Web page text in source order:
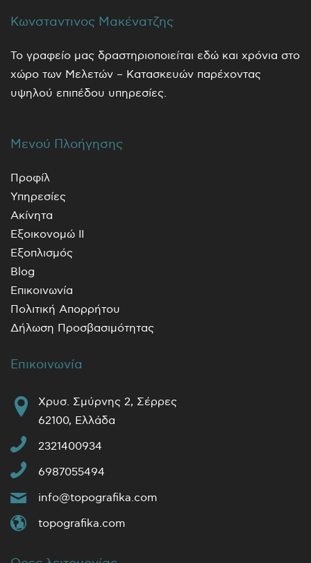
Κωνσταντινος Μακένατζης
Το γραφείο μας δραστηριοποιείται εδώ και χρόνια στο
χώρο των Μελετών – Κατασκευών παρέχοντας
υψηλού επιπέδου υπηρεσίες.
Μενού Πλοήγησης
Προφίλ
Υπηρεσίες
Ακίνητα
Εξοικονομώ ΙΙ
Εξοπλισμός
Blog
Επικοινωνία
Πολιτική Απορρήτου
Δήλωση Προσβασιμότητας
Επικοινωνία
Χρυσ. Σμύρνης 2, Σέρρες
62100, Ελλάδα
2321400934
6987055494
info@topografika.com
topografika.com